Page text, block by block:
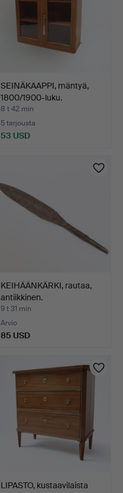
SEINÄKAAPPI, mäntyä,
1800/1900-luku.
8 t 42 min
5 tarjousta
53 USD
KEIHÄÄNKÄRKI, rautaa,
antiikkinen.
9 t 31 min
Arvio
85 USD
LIPASTO, kustaavilaista